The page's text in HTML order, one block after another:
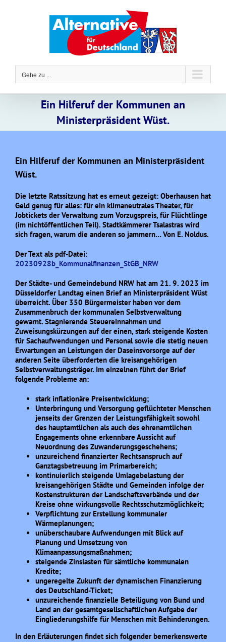
Gehe zu ...
Ein Hilferuf der Kommunen an
Ministerpräsident Wüst.
Ein Hilferuf der Kommunen an Ministerpräsident
Wüst.
Die letzte Ratssitzung hat es erneut gezeigt: Oberhausen hat
Geld genug für alles: für ein klimaneutrales Theater, für
Jobtickets der Verwaltung zum Vorzugspreis, für Flüchtlinge
(im nichtöffentlichen Teil). Stadtkämmerer Tsalastras wird
sich fragen, warum die anderen so jammern… Von E. Noldus.
Der Text als pdf-Datei:
20230928b_Kommunalfinanzen_StGB_NRW
Der Städte- und Gemeindebund NRW hat am 21. 9. 2023 im
Düsseldorfer Landtag einen Brief an Ministerpräsident Wüst
überreicht. Über 350 Bürgermeister haben vor dem
Zusammenbruch der kommunalen Selbstverwaltung
gewarnt. Stagnierende Steuereinnahmen und
Zuweisungskürzungen auf der einen, stark steigende Kosten
für Sachaufwendungen und Personal sowie die stetig neuen
Erwartungen an Leistungen der Daseinsvorsorge auf der
anderen Seite überforderten die kreisangehörigen
Selbstverwaltungsträger. Im einzelnen führt der Brief
folgende Probleme an:
stark inflationäre Preisentwicklung;
Unterbringung und Versorgung geflüchteter Menschen
jenseits der Grenzen der Leistungsfähigkeit sowohl
des hauptamtlichen als auch des ehrenamtlichen
Engagements ohne erkennbare Aussicht auf
Neuordnung des Zuwanderungsgeschehens;
unzureichend finanzierter Rechtsanspruch auf
Ganztagsbetreuung im Primarbereich;
kontinuierlich steigende Umlagebelastung der
kreisangehörigen Städte und Gemeinden infolge der
Kostenstrukturen der Landschaftsverbände und der
Kreise ohne wirkungsvolle Rechtsschutzmöglichkeit;
Verpflichtung zur Erstellung kommunaler
Wärmeplanungen;
unüberschaubare Aufwendungen mit Blick auf
Planung und Umsetzung von
Klimaanpassungsmaßnahmen;
steigende Zinslasten für sämtliche kommunalen
Kredite;
ungeregelte Zukunft der dynamischen Finanzierung
des Deutschland-Ticket;
unzureichende finanzielle Beteiligung von Bund und
Land an der gesamtgesellschaftlichen Aufgabe der
Eingliederungshilfe für Menschen mit Behinderungen.
In den Erläuterungen findet sich folgender bemerkenswerte